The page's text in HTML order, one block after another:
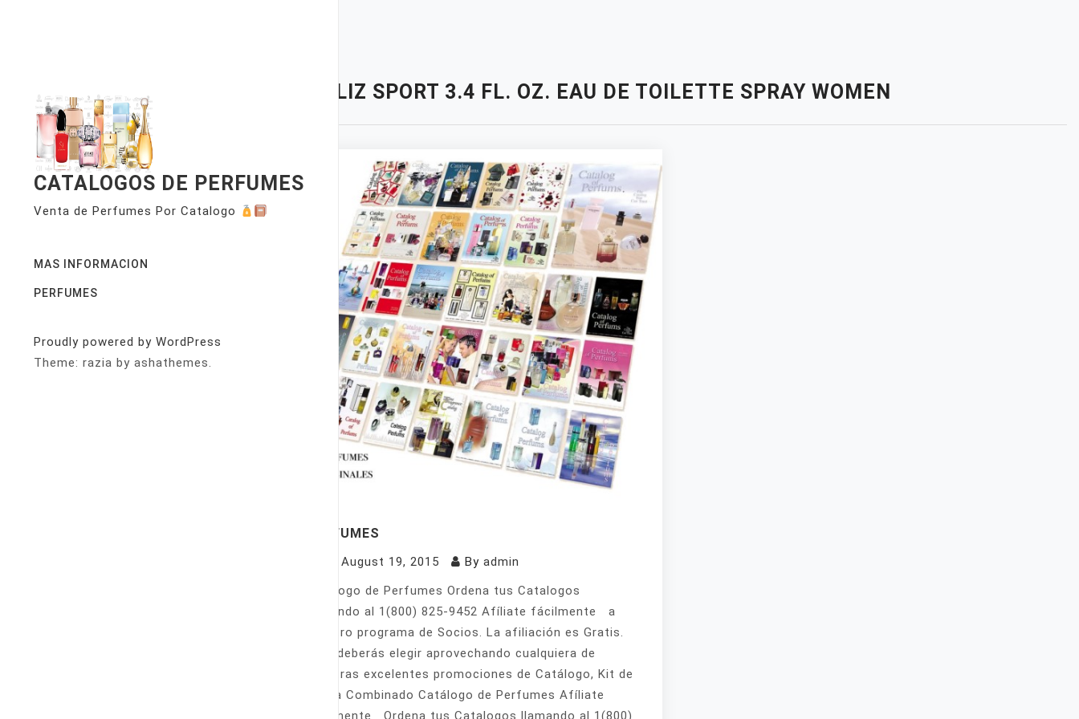
CATALOGOS DE PERFUMES
Venta de Perfumes Por Catalogo
MAS INFORMACION
PERFUMES
Proudly powered by WordPress
Theme: razia by ashathemes.
LIZ SPORT 3.4 FL. OZ. EAU DE TOILETTE SPRAY WOMEN
PERFUMES
August 19, 2015 By admin
Catálogo de Perfumes Ordena tus Catalogos
llamando al 1(800) 825-9452 Afíliate fácilmente a
nuestro programa de Socios. La afiliación es Gratis.
Sólo deberás elegir aprovechando cualquiera de
nuestras excelentes promociones de Catálogo, Kit de
Venta Combinado Catálogo de Perfumes Afíliate
fácilmente Ordena tus Catalogos llamando al 1(800)